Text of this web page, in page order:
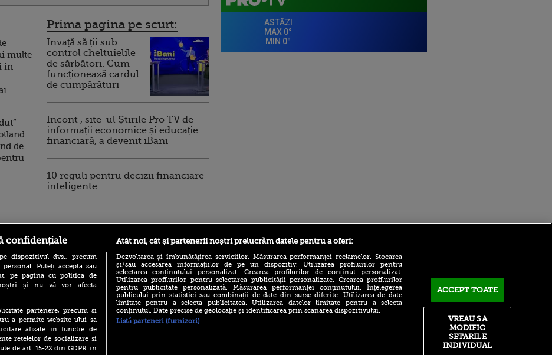
multe
in
de
Prima pagina pe scurt:
Invață să ții sub
control cheltuielile
de sărbători. Cum
funcționează cardul
de cumpărături
Incont , site-ul Știrile Pro TV de
informații economice și educație
financiară, a devenit iBani
10 reguli pentru decizii financiare
inteligente
it.ro foodstory.ro
(P) Descoperă Lumea
Procinema.ro Sport.ro
Robert Niță și Cristi Pulhac,
confidențiale
dispozitivul dvs., precum
Puteți accepta sau
pe pagina cu politica de
noștri și nu vă vor afecta
partenere, precum si
a permite website-ului sa
afisate in functie de
retelelor de socializare si
de art. 15-22 din GDPR in
Atât noi, cât și partenerii noștri prelucrăm datele pentru a oferi:
Dezvoltarea și îmbunătățirea serviciilor. Măsurarea performanței reclamelor. Stocarea
și/sau accesarea informațiilor de pe un dispozitiv. Utilizarea profilurilor pentru
selectarea conținutului personalizat. Crearea profilurilor de conținut personalizat.
Utilizarea profilurilor pentru selectarea publicității personalizate. Crearea profilurilor
pentru publicitate personalizată. Măsurarea performanței conținutului. Înțelegerea
publicului prin statistici sau combinații de date din surse diferite. Utilizarea de date
limitate pentru a selecta publicitatea. Utilizarea datelor limitate pentru a selecta
conținutul. Date precise de geolocație și identificarea prin scanarea dispozitivului.
Listă parteneri (furnizori)
ACCEPT TOATE
VREAU SA
MODIFIC
SETARILE
INDIVIDUAL